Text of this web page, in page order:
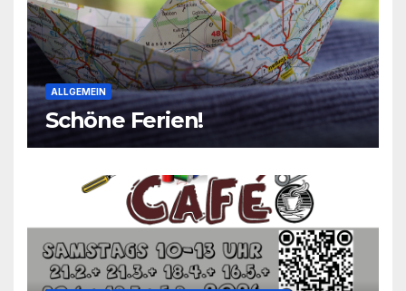
ALLGEMEIN
Schöne Ferien!